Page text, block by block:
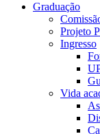
Graduação
Projeto
Ingresso
Vida